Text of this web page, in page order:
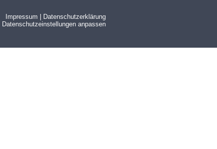
Impressum | Datenschutzerklärung
Datenschutzeinstellungen anpassen